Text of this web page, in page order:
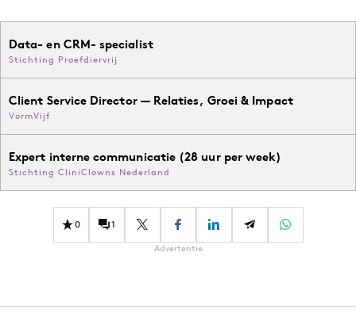
Data- en CRM- specialist
Stichting Proefdiervrij
Client Service Director — Relaties, Groei & Impact
VormVijf
Expert interne communicatie (28 uur per week)
Stichting CliniClowns Nederland
0 1
Advertentie